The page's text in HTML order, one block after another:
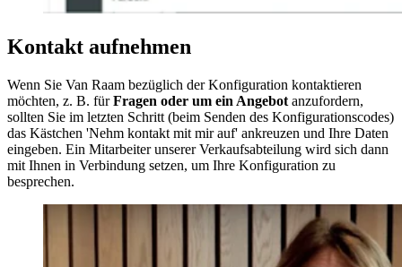
Kontakt aufnehmen
Wenn Sie Van Raam bezüglich der Konfiguration kontaktieren
möchten, z. B. fürFragen oder um ein Angebot anzufordern,
sollten Sie im letzten Schritt (beim Senden des Konfigurationscodes)
das Kästchen 'Nehm kontakt mit mir auf' ankreuzen und Ihre Daten
eingeben. Ein Mitarbeiter unserer Verkaufsabteilung wird sich dann
mit Ihnen in Verbindung setzen, um Ihre Konfiguration zu
besprechen.